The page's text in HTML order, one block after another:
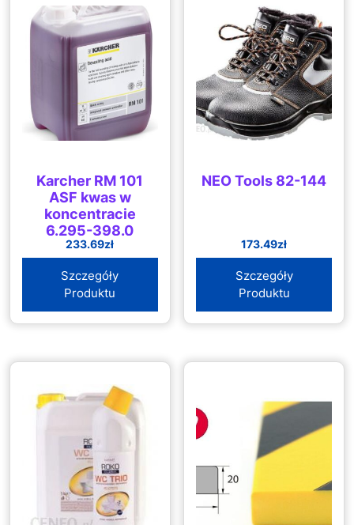
Karcher RM 101
ASF kwas w
koncentracie
6.295-398.0
233.69zł
Szczegóły
Produktu
NEO Tools 82-144
173.49zł
Szczegóły
Produktu